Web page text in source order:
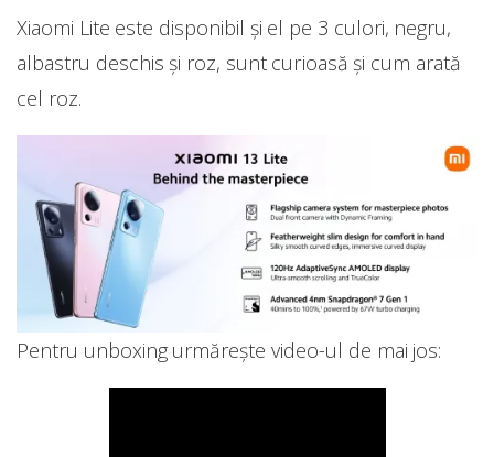
Xiaomi Lite este disponibil și el pe 3 culori, negru,
albastru deschis și roz, sunt curioasă și cum arată
cel roz.
Pentru unboxing urmărește video-ul de mai jos: